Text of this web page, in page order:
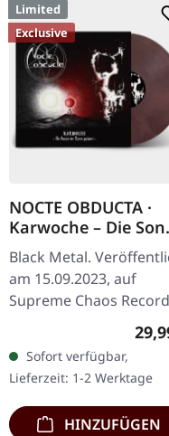
Limited
Exclusive
NOCTE OBDUCTA ·
Karwoche – Die
der Toten pulsiert |
CLEAR/RED
LP
Black Metal.
am 15.09.2023, auf
Supreme Chaos
Clear/Rot/Weiß/
marmoriertes Vinyl im
Gatefold-Cover mit
…
Sofort verfügbar,
Lieferzeit: 1-2 Werktage
HINZUFÜGEN